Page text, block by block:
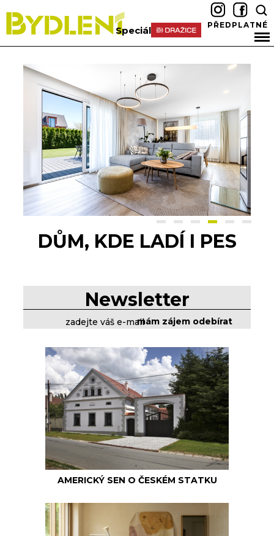
Speciál PŘEDPLATNÉ
DŮM, KDE LADÍ I PES
Newsletter
AMERICKÝ SEN O ČESKÉM STATKU